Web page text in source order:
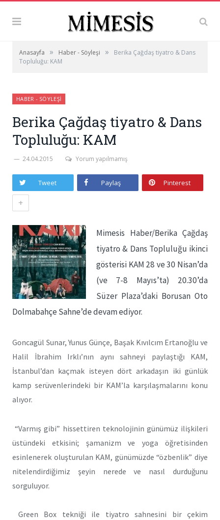
Anasayfa » Haber - Söyleşi »
Berika Çağdaş tiyatro & Dans
Topluluğu: KAM
HABER - SÖYLEŞI
Berika Çağdaş tiyatro & Dans
Topluluğu: KAM
24.04.2015 Yorum yapılmamış
Tweet Paylaş Pinterest
+
Mimesis Haber/Berika Çağdaş
tiyatro & Dans Topluluğu ikinci
gösterisi KAM 28 ve 30 Nisan’da
(ve 7-8 Mayıs’ta) 20.30’da
Süzer Plaza’daki Borusan Oto
Dolmabahçe Sahne’de devam ediyor.
Goncagül Sunar, Yunus Günçe, Başak Kıvılcım Ertanoğlu ve
Halil İbrahim Irklı’nın aynı sahneyi paylaştığı KAM,
İstanbul’dan kaçmak isteyen dört arkadaşın iki günlük
kamp serüvenlerindeki bir KAM’la karşılaşmalarını konu
alıyor.
“Varmış gibi” hissettiren teknolojinin günümüz ilişkileri
üstündeki etkisini; şamanizm ve yoga öğretisinden
esinlenerek oluşturulan KAM, günümüzde “özbenlik” diye
nitelendirdiğimiz şeyin nerede ve nasıl durduğunu
sorguluyor.
Green Box tekniği ile tiyatro sahnesini bir çekim